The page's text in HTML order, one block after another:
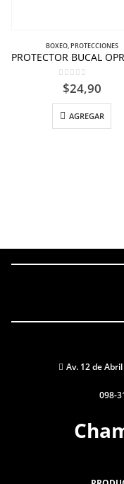
BOXEO,PROTECCIONES
0out of 5
$24,90
AGREGAR
Av. 12 de
098-